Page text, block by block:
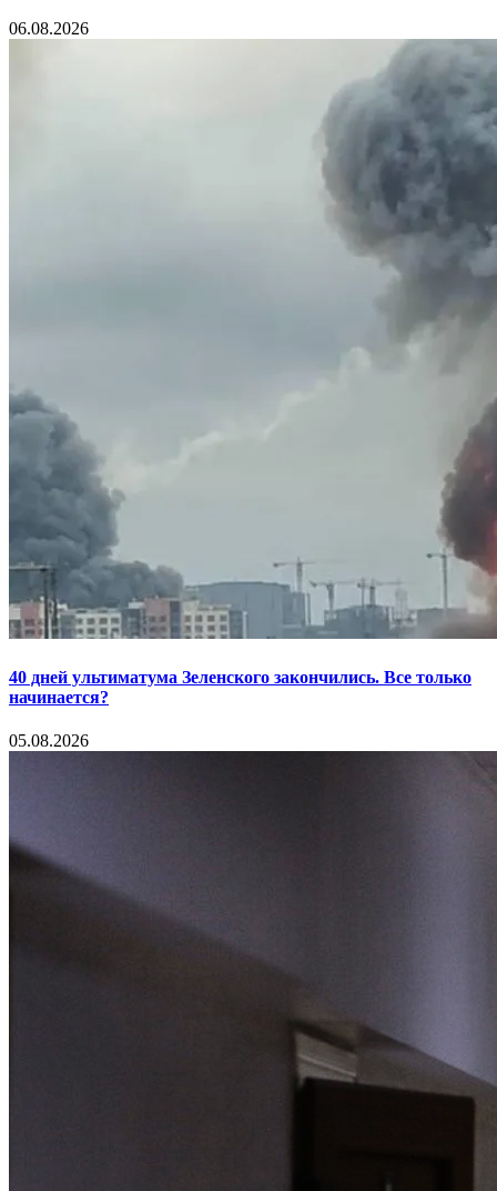
06.08.2026
40 дней ультиматума Зеленского закончились. Все только
начинается?
05.08.2026